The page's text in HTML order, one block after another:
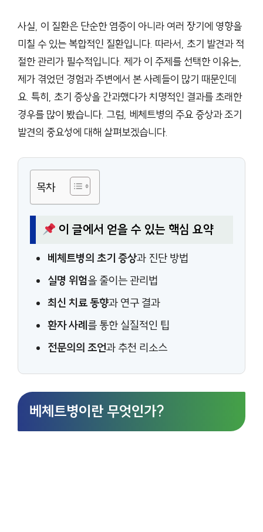
사실, 이 질환은 단순한 염증이 아니라 여러 장기에 영향을
미칠 수 있는 복합적인 질환입니다. 따라서, 초기 발견과 적
절한 관리가 필수적입니다. 제가 이 주제를 선택한 이유는,
제가 겪었던 경험과 주변에서 본 사례들이 많기 때문인데
요. 특히, 초기 증상을 간과했다가 치명적인 결과를 초래한
경우를 많이 봤습니다. 그럼, 베체트병의 주요 증상과 조기
발견의 중요성에 대해 살펴보겠습니다.
목차
이 글에서 얻을 수 있는 핵심 요약
베체트병의 초기 증상과 진단 방법
실명 위험을 줄이는 관리법
최신 치료 동향과 연구 결과
환자 사례를 통한 실질적인 팁
전문의의 조언과 추천 리소스
베체트병이란 무엇인가?